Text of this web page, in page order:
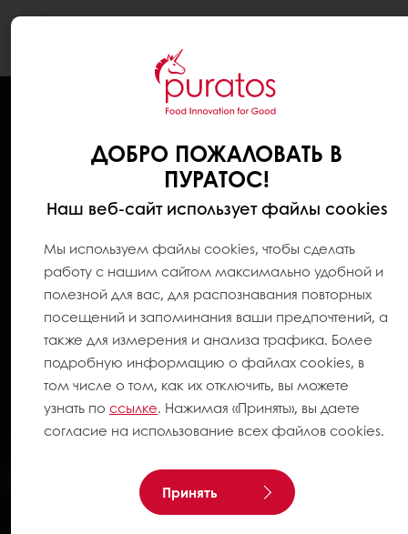
ДОБРО ПОЖАЛОВАТЬ В
ПУРАТОС!
Наш веб-сайт использует файлы cookies
Мы используем файлы cookies, чтобы сделать
работу с нашим сайтом максимально удобной и
полезной для вас, для распознавания повторных
посещений и запоминания ваши предпочтений, а
также для измерения и анализа трафика. Более
подробную информацию о файлах cookies, в
том числе о том, как их отключить, вы можете
узнать по ссылке. Нажимая «Принять», вы даете
согласие на использование всех файлов cookies.
Принять